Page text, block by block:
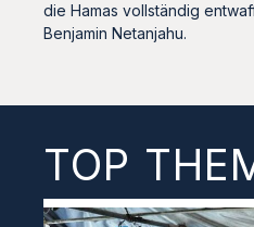
die Hamas vollständig
Benjamin Netanjahu.
TOP